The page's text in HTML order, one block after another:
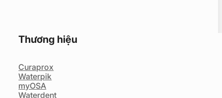
Thương hiệu
Curaprox
Waterpik
myOSA
Waterdent